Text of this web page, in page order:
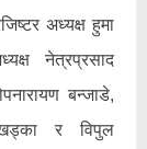
अध्यक्ष हुमा
नेत्रप्रसाद
बन्जाडे,
खड्का र विपुल